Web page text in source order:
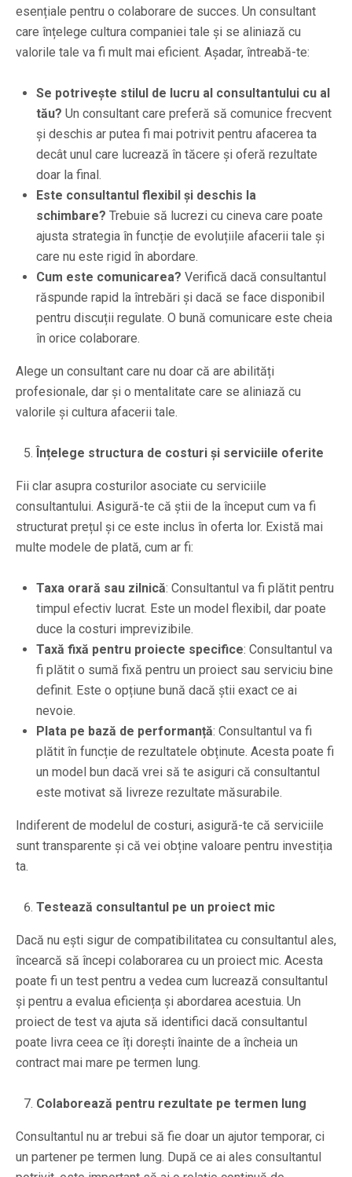
esențiale pentru o colaborare de succes. Un consultant
care înțelege cultura companiei tale și se aliniază cu
valorile tale va fi mult mai eficient. Așadar, întreabă-te:
Se potrivește stilul de lucru al consultantului cu al
tău? Un consultant care preferă să comunice frecvent
și deschis ar putea fi mai potrivit pentru afacerea ta
decât unul care lucrează în tăcere și oferă rezultate
doar la final.
Este consultantul flexibil și deschis la
schimbare? Trebuie să lucrezi cu cineva care poate
ajusta strategia în funcție de evoluțiile afacerii tale și
care nu este rigid în abordare.
Cum este comunicarea? Verifică dacă consultantul
răspunde rapid la întrebări și dacă se face disponibil
pentru discuții regulate. O bună comunicare este cheia
în orice colaborare.
Alege un consultant care nu doar că are abilități
profesionale, dar și o mentalitate care se aliniază cu
valorile și cultura afacerii tale.
Înțelege structura de costuri și serviciile oferite
Fii clar asupra costurilor asociate cu serviciile
consultantului. Asigură-te că știi de la început cum va fi
structurat prețul și ce este inclus în oferta lor. Există mai
multe modele de plată, cum ar fi:
Taxa orară sau zilnică: Consultantul va fi plătit pentru
timpul efectiv lucrat. Este un model flexibil, dar poate
duce la costuri imprevizibile.
Taxă fixă pentru proiecte specifice: Consultantul va
fi plătit o sumă fixă pentru un proiect sau serviciu bine
definit. Este o opțiune bună dacă știi exact ce ai
nevoie.
Plata pe bază de performanță: Consultantul va fi
plătit în funcție de rezultatele obținute. Acesta poate fi
un model bun dacă vrei să te asiguri că consultantul
este motivat să livreze rezultate măsurabile.
Indiferent de modelul de costuri, asigură-te că serviciile
sunt transparente și că vei obține valoare pentru investiția
ta.
Testează consultantul pe un proiect mic
Dacă nu ești sigur de compatibilitatea cu consultantul ales,
încearcă să începi colaborarea cu un proiect mic. Acesta
poate fi un test pentru a vedea cum lucrează consultantul
și pentru a evalua eficiența și abordarea acestuia. Un
proiect de test va ajuta să identifici dacă consultantul
poate livra ceea ce îți dorești înainte de a încheia un
contract mai mare pe termen lung.
Colaborează pentru rezultate pe termen lung
Consultantul nu ar trebui să fie doar un ajutor temporar, ci
un partener pe termen lung. După ce ai ales consultantul